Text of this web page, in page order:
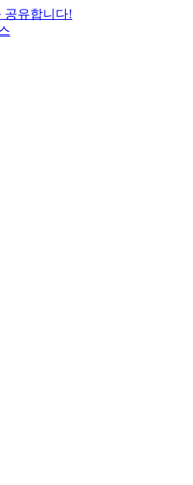
공유합니다!